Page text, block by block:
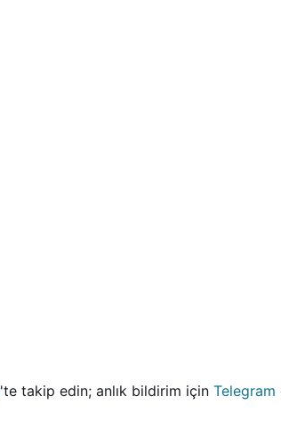
'te takip edin; anlık bildirim için Telegram